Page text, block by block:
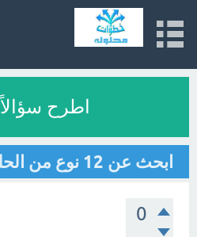
اطرح سؤالاً
ابحث عن 12 نوع من الحلويات
0